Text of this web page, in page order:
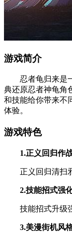
游戏简介
忍者龟归来是一
典还原忍者神龟角
和技能给你带来不
体验。
游戏特色
1.正义回归作
正义回归清扫邪
2.技能招式强
技能招式升级强
3.美漫街机风